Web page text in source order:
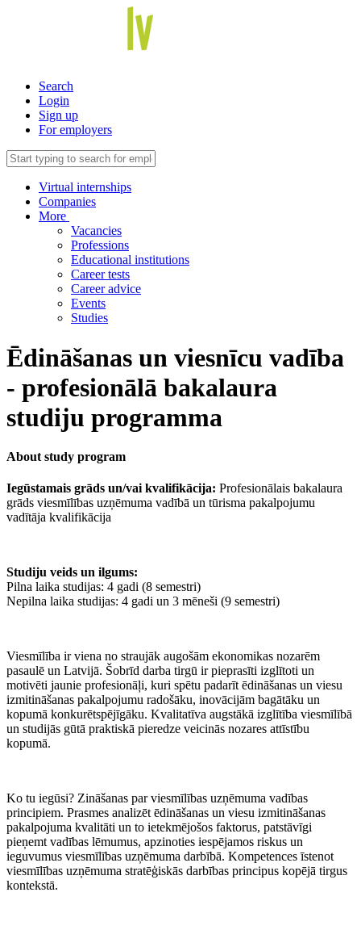
Search
Login
Sign up
For employers
Virtual internships
Companies
More
Vacancies
Professions
Educational institutions
Career tests
Career advice
Events
Studies
Ēdināšanas un viesnīcu vadība
- profesionālā bakalaura
studiju programma
About study program
Iegūstamais grāds un/vai kvalifikācija: Profesionālais bakalaura
grāds viesmīlības uzņēmuma vadībā un tūrisma pakalpojumu
vadītāja kvalifikācija
Studiju veids un ilgums:
Pilna laika studijas: 4 gadi (8 semestri)
Nepilna laika studijas: 4 gadi un 3 mēneši (9 semestri)
Viesmīlība ir viena no straujāk augošām ekonomikas nozarēm
pasaulē un Latvijā. Šobrīd darba tirgū ir pieprasīti izglītoti un
motivēti jaunie profesionāļi, kuri spētu padarīt ēdināšanas un viesu
izmitināšanas pakalpojumu radošāku, inovācijām bagātāku un
kopumā konkurētspējīgāku. Kvalitatīva augstākā izglītība viesmīlībā
un studijās gūtā praktiskā pieredze veicinās nozares attīstību
kopumā.
Ko tu iegūsi? Zināšanas par viesmīlības uzņēmuma vadības
principiem. Prasmes analizēt ēdināšanas un viesu izmitināšanas
pakalpojuma kvalitāti un to ietekmējošos faktorus, patstāvīgi
pieņemt vadības lēmumus, apzinoties iespējamos riskus un
ieguvumus viesmīlības uzņēmuma darbībā. Kompetences īstenot
viesmīlības uzņēmuma stratēģiskās darbības principus kopējā tirgus
kontekstā.